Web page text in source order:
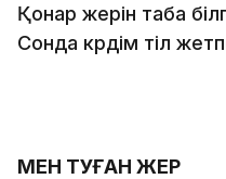
Қонар жерін таба
Сонда көрдім тіл
МЕН ТУҒАН ЖЕР